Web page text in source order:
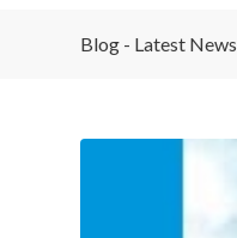
Blog - Latest News